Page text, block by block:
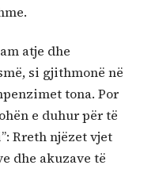
atje dhe
si gjithmonë në
tona. Por
e duhur për të
Rreth njëzet vjet
dhe akuzave të